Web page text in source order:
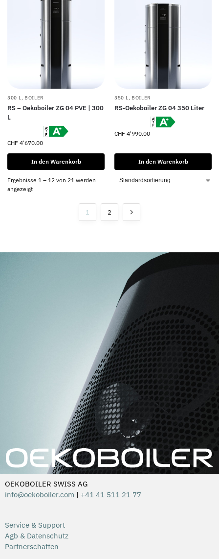
300 L, BOILER
RS – Oekoboiler ZG 04 PVE | 300
L
CHF 4'670.00
In den Warenkorb
350 L, BOILER
RS-Oekoboiler ZG 04 350 Liter
CHF 4'990.00
In den Warenkorb
Ergebnisse 1 – 12 von 21 werden
angezeigt
1 2
OEKOBOILER SWISS AG
info@oekoboiler.com | +41 41 511 21 77
Service & Support
Agb & Datenschutz
Partnerschaften